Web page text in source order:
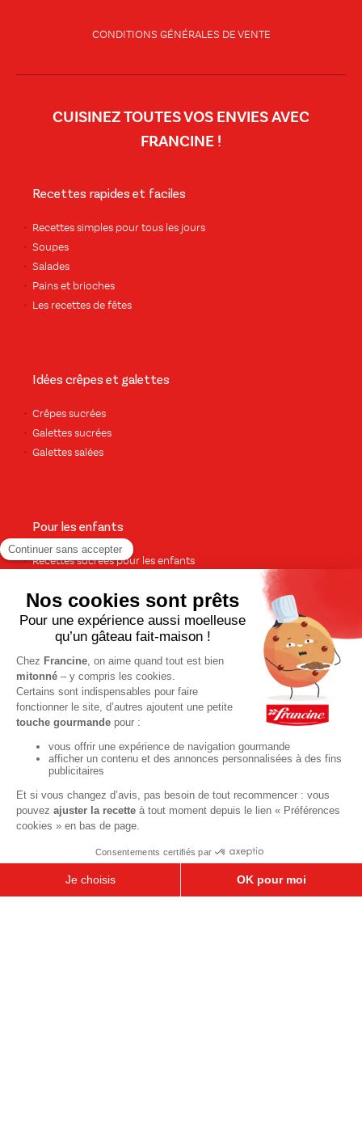
CONDITIONS GÉNÉRALES DE VENTE
CUISINEZ TOUTES VOS ENVIES AVEC
FRANCINE !
Recettes rapides et faciles
Recettes simples pour tous les jours
Soupes
Salades
Pains et brioches
Les recettes de fêtes
Idées crêpes et galettes
Crêpes sucrées
Galettes sucrées
Galettes salées
Pour les enfants
Recettes sucrées pour les enfants
Tout pour les anniversaires
Pour le dessert
Gâteaux et cakes
À base de fruits
Crèmes et flans
Recettes de saison
Automne